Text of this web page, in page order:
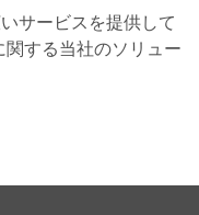
サービスを提供して
する当社のソリュー